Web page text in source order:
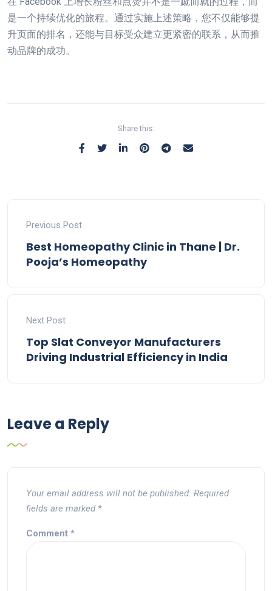
是一个持续优化的旅程。通过实施上述策略，您不仅能够提
升页面的排名，还能与目标受众建立更紧密的联系，从而推
动品牌的成功。
Share this:
Previous Post
Best Homeopathy Clinic in Thane | Dr.
Pooja’s Homeopathy
Next Post
Top Slat Conveyor Manufacturers
Driving Industrial Efficiency in India
Leave a Reply
Your email address will not be published. Required
fields are marked *
Comment *